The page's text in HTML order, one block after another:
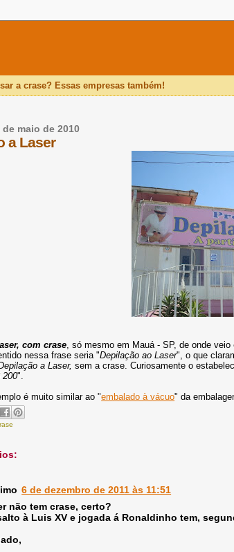
a crase? Essas empresas também!
maio de 2010
a Laser
com crase, só mesmo em Mauá - SP, de onde
nessa frase seria "Depilação ao Laser", o que
a Laser, sem a crase. Curiosamente o
200".
é muito similar ao "embalado à vácuo" da
6 de dezembro de 2011 às 11:51
não tem crase, certo?
à Luis XV e jogada á Ronaldinho tem,